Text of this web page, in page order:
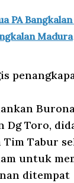
PA
Madura
Dg Toro,
Tabur
untuk
ditempat